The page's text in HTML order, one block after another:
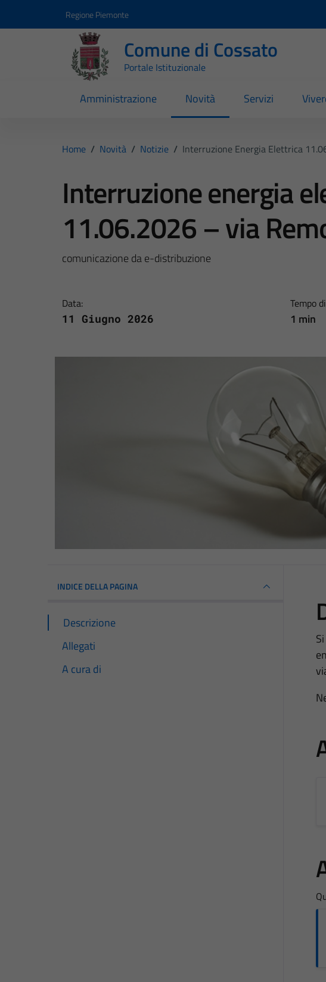
Regione Piemonte
Comune di Cossato
Portale Istituzionale
Amministrazione Novità Servizi
Home / Novità / Notizie / Interruzione Energia Elettrica
Interruzione energia
11.06.2026 – via
comunicazione da e-distribuzione
Data:
11 Giugno 2026
Tempo
1 min
INDICE DELLA PAGINA
Descrizione
Allegati
A cura di